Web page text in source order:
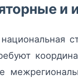
и